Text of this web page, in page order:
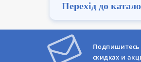
Перехід до
Подпишитесь
скидках и